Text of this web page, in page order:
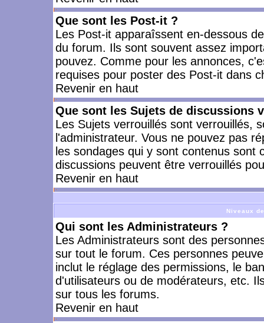
Que sont les Post-it ?
Les Post-it apparaîssent en-dessous
du forum. Ils sont souvent assez
pouvez. Comme pour les annonces,
requises pour poster des Post-it dans
Revenir en haut
Que sont les Sujets de discussions
Les Sujets verrouillés sont verrouillés,
l'administrateur. Vous ne pouvez pas
les sondages qui y sont contenus
discussions peuvent être verrouillés
Revenir en haut
Niveaux
Qui sont les Administrateurs ?
Les Administrateurs sont des
sur tout le forum. Ces personnes
inclut le réglage des permissions, le
d'utilisateurs ou de modérateurs, etc.
sur tous les forums.
Revenir en haut